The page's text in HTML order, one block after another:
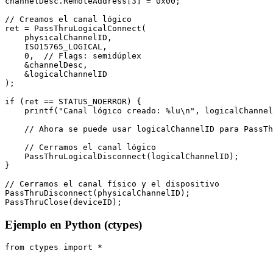
// Creamos el canal lógico
ret = PassThruLogicalConnect(
    physicalChannelID,
    ISO15765_LOGICAL,
    0,  // Flags: semidúplex
    &channelDesc,
    &logicalChannelID
);
if (ret == STATUS_NOERROR) {
printf("Canal lógico creado: %lu\n",
// Ahora se puede usar logicalChannelID para
    // Cerramos el canal lógico
    PassThruLogicalDisconnect(logicalChannelID);
}
// Cerramos el canal físico y el dispositivo
PassThruDisconnect(physicalChannelID);
PassThruClose(deviceID);
Ejemplo en Python (ctypes)
from ctypes import *